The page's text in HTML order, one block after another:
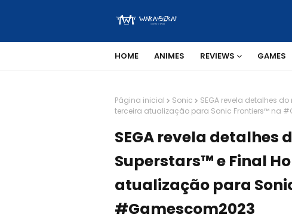
HOME ANIMES REVIEWS GAMES
Página inicial Sonic
SEGA revela detalhes
terceira atualização para Sonic Frontiers™ na
SEGA revela detalhes
Superstars™ e Final
atualização para
#Gamescom2023